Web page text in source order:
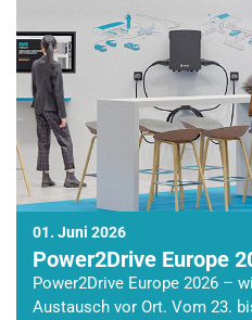
01. Juni 2026
Power2Drive Europe
Power2Drive Europe 2026 –
Austausch vor Ort. Vom 23.